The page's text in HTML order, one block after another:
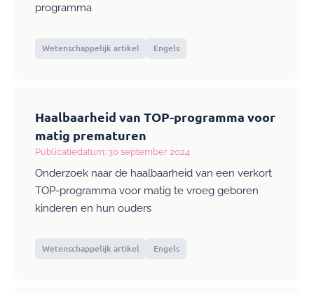
programma
Wetenschappelijk artikel Engels
Haalbaarheid van TOP-programma voor
matig prematuren
Publicatiedatum: 30 september 2024
Onderzoek naar de haalbaarheid van een verkort
TOP-programma voor matig te vroeg geboren
kinderen en hun ouders
Wetenschappelijk artikel Engels